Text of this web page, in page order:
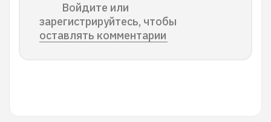
Войдите или
зарегистрируйтесь, чтобы
оставлять комментарии